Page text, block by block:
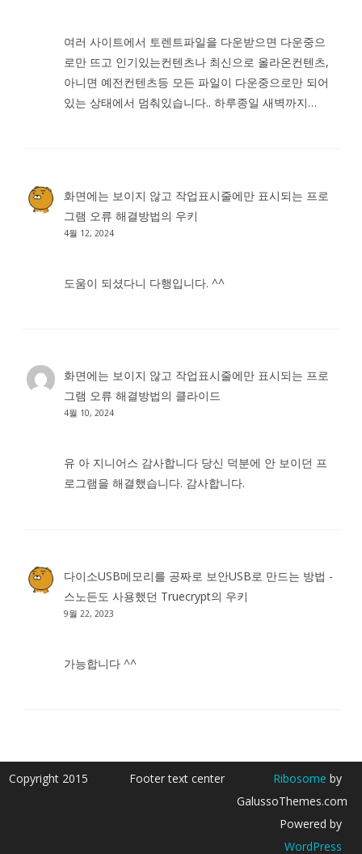
여러 사이트에서 토렌트파일을 다운받으면 다운중으
로만 뜨고 인기있는컨텐츠나 최신으로 올라온컨텐츠,
아니면 예전컨텐츠등 모든 파일이 다운중으로만 되어
있는 상태에서 멈춰있습니다.. 하루종일 새벽까지…
화면에는 보이지 않고 작업표시줄에만 표시되는 프로
그램 오류 해결방법의 우키
4월 12, 2024
도움이 되셨다니 다행입니다. ^^
화면에는 보이지 않고 작업표시줄에만 표시되는 프로
그램 오류 해결방법의 클라이드
4월 10, 2024
유 아 지니어스 감사합니다 당신 덕분에 안 보이던 프
로그램을 해결했습니다. 감사합니다.
다이소USB메모리를 공짜로 보안USB로 만드는 방법 -
스노든도 사용했던 Truecrypt의 우키
9월 22, 2023
가능합니다 ^^
Copyright 2015 Footer text center Ribosome by
GalussoThemes.com
Powered by
WordPress